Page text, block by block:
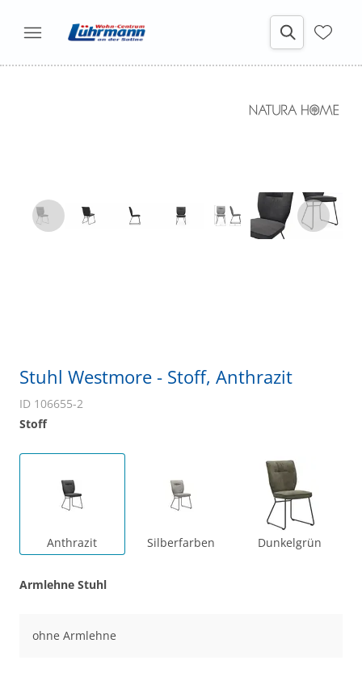
Stuhl Westmore - Stoff, Anthrazit
ID 106655-2
Stoff
Anthrazit Silberfarben Dunkelgrün
Armlehne Stuhl
ohne Armlehne